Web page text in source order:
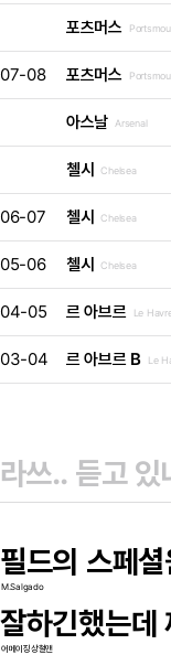
포츠머스
07-08 포츠머스
아스날 Arsenal
첼시 Chelsea
06-07 첼시 Chelsea
05-06 첼시 Chelsea
04-05 르 아브르 Le
03-04 르 아브르 B Le
필드의 스페
M.Salgado
잘하긴했는데
어메이징상철맨